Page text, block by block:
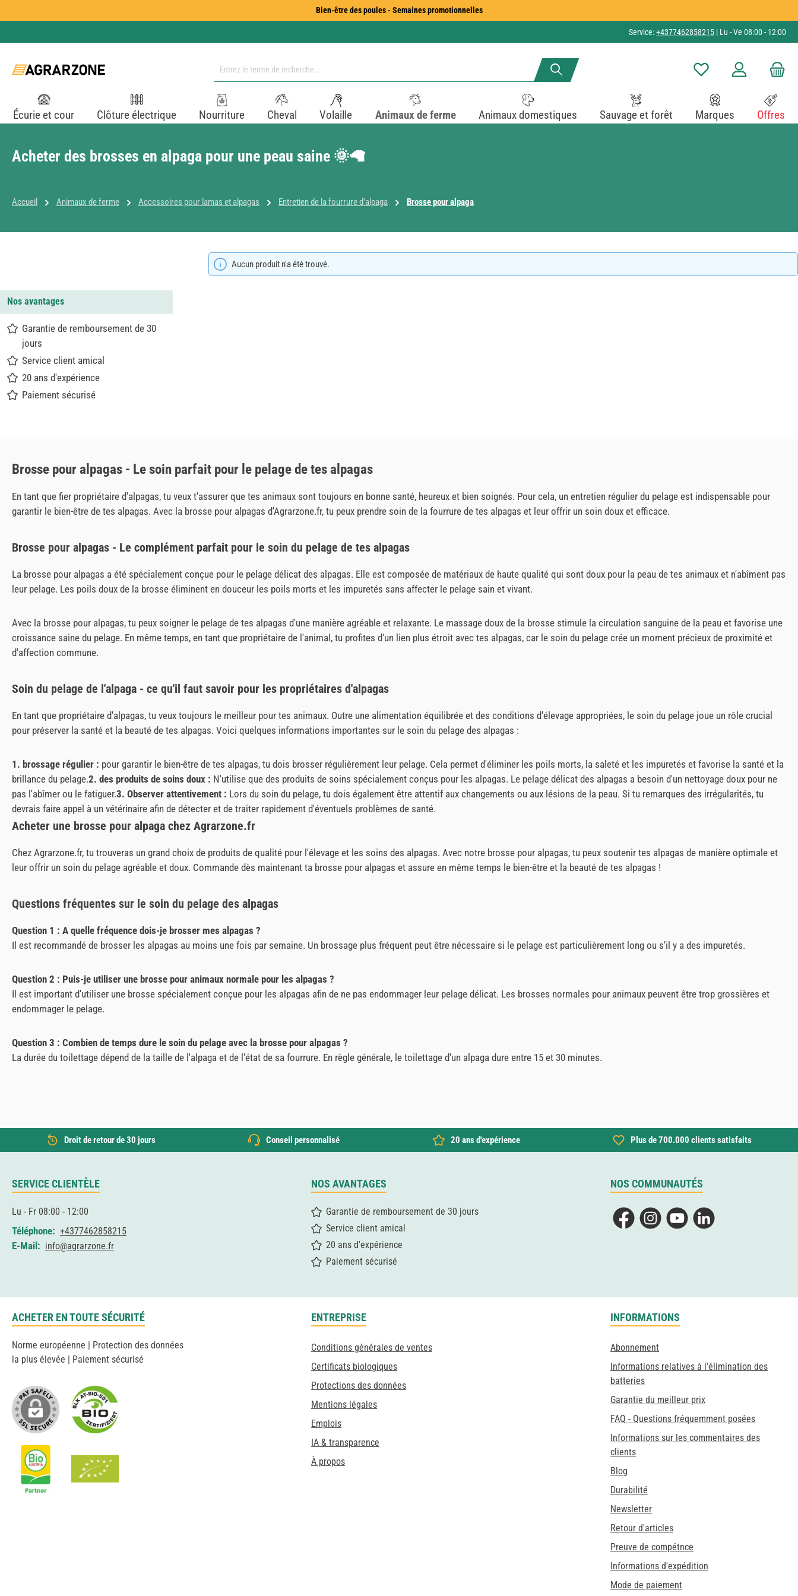
Bien-être des poules - Semaines promotionnelles
Service:+4377462858215 | Lu - Ve 08:00 - 12:00
Vous avez 0 articles dans
Écurie et cour Clôture électrique Nourriture Cheval Volaille Animaux de ferme Animaux domestiques Sauvage et forêt Marques Offres
Acheter des brosses en alpaga pour une peau saine 🌞🦙
Accueil Animaux de ferme Accessoires pour lamas et alpagas Entretien de la fourrure d'alpaga Brosse pour alpaga
Nos avantages
Garantie de remboursement de 30
jours
Service client amical
20 ans d'expérience
Paiement sécurisé
Aucun produit n'a été trouvé.
Brosse pour alpagas - Le soin parfait pour le pelage de tes alpagas
En tant que fier propriétaire d'alpagas, tu veux t'assurer que tes animaux sont toujours en bonne santé, heureux et bien soignés. Pour cela, un entretien régulier du pelage est indispensable pour
garantir le bien-être de tes alpagas. Avec la brosse pour alpagas d'Agrarzone.fr, tu peux prendre soin de la fourrure de tes alpagas et leur offrir un soin doux et efficace.
Brosse pour alpagas - Le complément parfait pour le soin du pelage de tes alpagas
La brosse pour alpagas a été spécialement conçue pour le pelage délicat des alpagas. Elle est composée de matériaux de haute qualité qui sont doux pour la peau de tes animaux et n'abîment pas
leur pelage. Les poils doux de la brosse éliminent en douceur les poils morts et les impuretés sans affecter le pelage sain et vivant.
Avec la brosse pour alpagas, tu peux soigner le pelage de tes alpagas d'une manière agréable et relaxante. Le massage doux de la brosse stimule la circulation sanguine de la peau et favorise une
croissance saine du pelage. En même temps, en tant que propriétaire de l'animal, tu profites d'un lien plus étroit avec tes alpagas, car le soin du pelage crée un moment précieux de proximité et
d'affection commune.
Soin du pelage de l'alpaga - ce qu'il faut savoir pour les propriétaires d'alpagas
En tant que propriétaire d'alpagas, tu veux toujours le meilleur pour tes animaux. Outre une alimentation équilibrée et des conditions d'élevage appropriées, le soin du pelage joue un rôle crucial
pour préserver la santé et la beauté de tes alpagas. Voici quelques informations importantes sur le soin du pelage des alpagas :
1. brossage régulier : pour garantir le bien-être de tes alpagas, tu dois brosser régulièrement leur pelage. Cela permet d'éliminer les poils morts, la saleté et les impuretés et favorise la santé et la
brillance du pelage.2. des produits de soins doux : N'utilise que des produits de soins spécialement conçus pour les alpagas. Le pelage délicat des alpagas a besoin d'un nettoyage doux pour ne
pas l'abîmer ou le fatiguer.3. Observer attentivement : Lors du soin du pelage, tu dois également être attentif aux changements ou aux lésions de la peau. Si tu remarques des irrégularités, tu
devrais faire appel à un vétérinaire afin de détecter et de traiter rapidement d'éventuels problèmes de santé.
Acheter une brosse pour alpaga chez Agrarzone.fr
Chez Agrarzone.fr, tu trouveras un grand choix de produits de qualité pour l'élevage et les soins des alpagas. Avec notre brosse pour alpagas, tu peux soutenir tes alpagas de manière optimale et
leur offrir un soin du pelage agréable et doux. Commande dès maintenant ta brosse pour alpagas et assure en même temps le bien-être et la beauté de tes alpagas !
Questions fréquentes sur le soin du pelage des alpagas
Question 1 : A quelle fréquence dois-je brosser mes alpagas ?
Il est recommandé de brosser les alpagas au moins une fois par semaine. Un brossage plus fréquent peut être nécessaire si le pelage est particulièrement long ou s'il y a des impuretés.
Question 2 : Puis-je utiliser une brosse pour animaux normale pour les alpagas ?
Il est important d'utiliser une brosse spécialement conçue pour les alpagas afin de ne pas endommager leur pelage délicat. Les brosses normales pour animaux peuvent être trop grossières et
endommager le pelage.
Question 3 : Combien de temps dure le soin du pelage avec la brosse pour alpagas ?
La durée du toilettage dépend de la taille de l'alpaga et de l'état de sa fourrure. En règle générale, le toilettage d'un alpaga dure entre 15 et 30 minutes.
Droit de retour de 30 jours Conseil personnalisé 20 ans d'expérience Plus de 700.000 clients satisfaits
SERVICE CLIENTÈLE
Lu - Fr 08:00 - 12:00
Téléphone: +4377462858215
E-Mail: info@agrarzone.fr
NOS AVANTAGES
Garantie de remboursement de 30 jours
Service client amical
20 ans d'expérience
Paiement sécurisé
NOS COMMUNAUTÉS
FacebookInstagramYouTubeLinkedIn
ACHETER EN TOUTE SÉCURITÉ
Norme européenne | Protection des données
la plus élevée | Paiement sécurisé
ENTREPRISE
Conditions générales de ventes
Certificats biologiques
Protections des données
Mentions légales
Emplois
IA & transparence
À propos
INFORMATIONS
Abonnement
Informations relatives à l'élimination des
batteries
Garantie du meilleur prix
FAQ - Questions fréquemment posées
Informations sur les commentaires des
clients
Blog
Durabilité
Newsletter
Retour d'articles
Preuve de compétnce
Informations d'expédition
Mode de paiement